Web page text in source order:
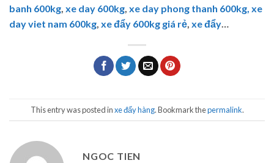
banh 600kg, xe day 600kg, xe day phong thanh 600kg, xe
day viet nam 600kg, xe đẩy 600kg giá rẻ, xe đẩy…
This entry was posted inxe đẩy hàng. Bookmark thepermalink.
NGOC TIEN